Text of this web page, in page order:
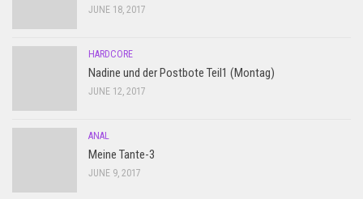
JUNE 18, 2017
HARDCORE
Nadine und der Postbote Teil1 (Montag)
JUNE 12, 2017
ANAL
Meine Tante-3
JUNE 9, 2017